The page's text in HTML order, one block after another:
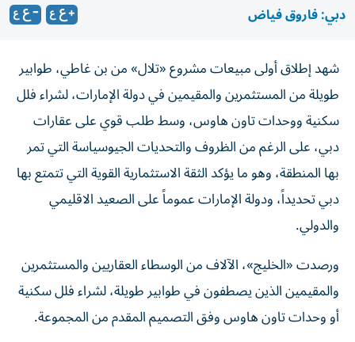
دبي: فاروق فياض
شهد إطلاق أولى مبيعات مشروع «تلال» من بن غاطي، طوابير
طويلة من المستثمرين والمقيمين في دولة الإمارات، لشراء فلل
سكنية ووحدات تاون هاوس، وسط طلب قوي على عقارات
دبي، على الرغم من الظروف والتحديات الجيوسياسة التي تمر
بها المنطقة، وهو ما يؤكد الثقة الاستثمارية القوية التي تتمتع بها
دبي تحديداً، ودولة الإمارات عموماً على الصعيد الاقليمي
والدولي.
ورصدت «الخليج»، الآلاف من الوسطاء العقاريين والمستثمرين
والمقيمين الذين يصطفون في طوابير طويلة، لشراء فلل سكنية
أو وحدات تاون هاوس وفق التصميم المقدم من المجموعة.